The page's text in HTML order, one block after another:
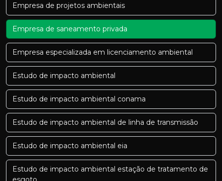
Empresa de projetos ambientais
Empresa de saneamento privada
Empresa especializada em licenciamento ambiental
Estudo de impacto ambiental
Estudo de impacto ambiental conama
Estudo de impacto ambiental de linha de transmissão
Estudo de impacto ambiental eia
Estudo de impacto ambiental estação de tratamento de